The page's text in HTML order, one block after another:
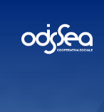
content